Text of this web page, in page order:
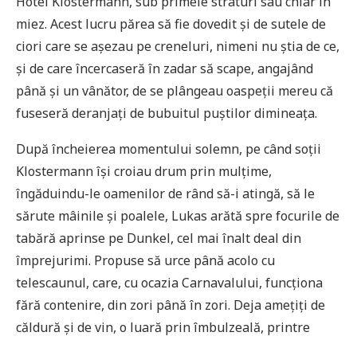
miez. Acest lucru părea să fie dovedit și de sutele de
ciori care se așezau pe creneluri, nimeni nu știa de ce,
și de care încercaseră în zadar să scape, angajând
până și un vânător, de se plângeau oaspeții mereu că
fuseseră deranjați de bubuitul puștilor dimineața.
După încheierea momentului solemn, pe când soții
Klostermann își croiau drum prin mulțime,
îngăduindu-le oamenilor de rând să-i atingă, să le
sărute mâinile și poalele, Lukas arătă spre focurile de
tabără aprinse pe Dunkel, cel mai înalt deal din
împrejurimi. Propuse să urce până acolo cu
telescaunul, care, cu ocazia Carnavalului, funcționa
fără contenire, din zori până în zori. Deja amețiți de
căldură și de vin, o luară prin îmbulzeală, printre